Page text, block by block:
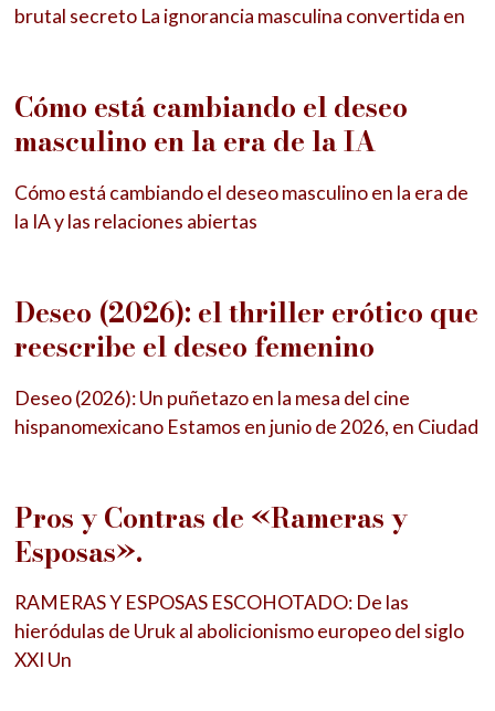
brutal secreto La ignorancia masculina convertida en
Cómo está cambiando el deseo
masculino en la era de la IA
Cómo está cambiando el deseo masculino en la era de
la IA y las relaciones abiertas
Deseo (2026): el thriller erótico que
reescribe el deseo femenino
Deseo (2026): Un puñetazo en la mesa del cine
hispanomexicano Estamos en junio de 2026, en Ciudad
Pros y Contras de «Rameras y
Esposas».
RAMERAS Y ESPOSAS ESCOHOTADO: De las
hieródulas de Uruk al abolicionismo europeo del siglo
XXI Un